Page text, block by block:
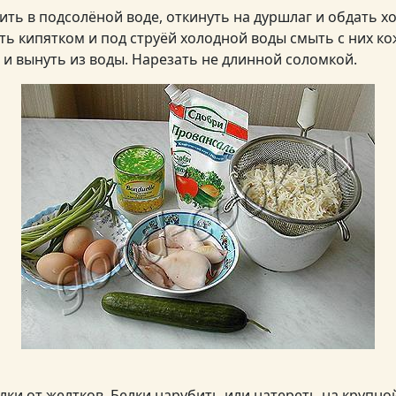
в подсолёной воде, откинуть на дуршлаг и обдать
кипятком и под струёй холодной воды смыть с них
вынуть из воды. Нарезать не длинной соломкой.